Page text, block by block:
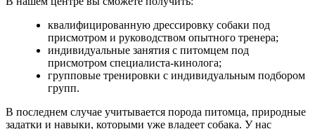
квалифицированную дрессировку собаки под
присмотром и руководством опытного тренера;
индивидуальные занятия с питомцем под
присмотром специалиста-кинолога;
групповые тренировки с индивидуальным подбором
групп.
В последнем случае учитывается порода питомца, природные
задатки и навыки, которыми уже владеет собака. У нас